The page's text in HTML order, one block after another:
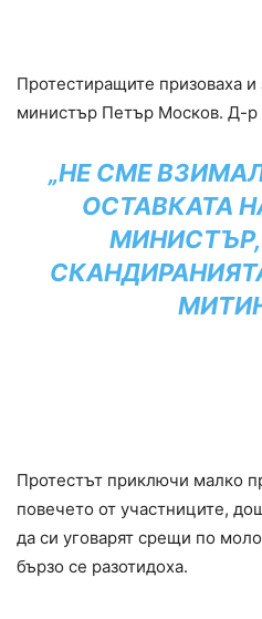
Протестиращите призоваха и
министър Петър Москов. Д-р
„НЕ СМЕ
ОСТАВКАТА
Протестът приключи малко
повечето от участниците,
да си уговарят срещи по
бързо се разотидоха.